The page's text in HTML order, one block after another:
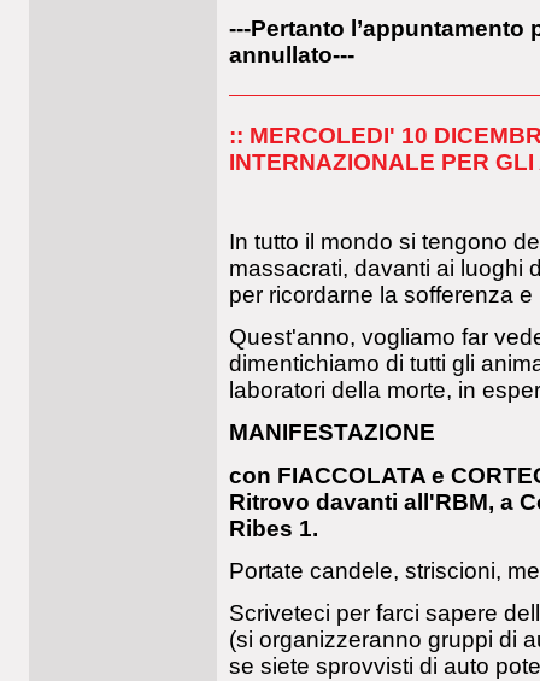
---Pertanto l’appuntamento
annullato---
:: MERCOLEDI' 10
INTERNAZIONALE PER
In tutto il mondo si tengono
massacrati, davanti ai luoghi
per ricordarne la sofferenza e
Quest'anno, vogliamo far
dimentichiamo di tutti gli
laboratori della morte, in
MANIFESTAZIONE
con FIACCOLATA e
Ritrovo davanti all'RBM, a
Ribes 1.
Portate candele, striscioni,
Scriveteci per farci sapere
(si organizzeranno gruppi di
se siete sprovvisti di auto